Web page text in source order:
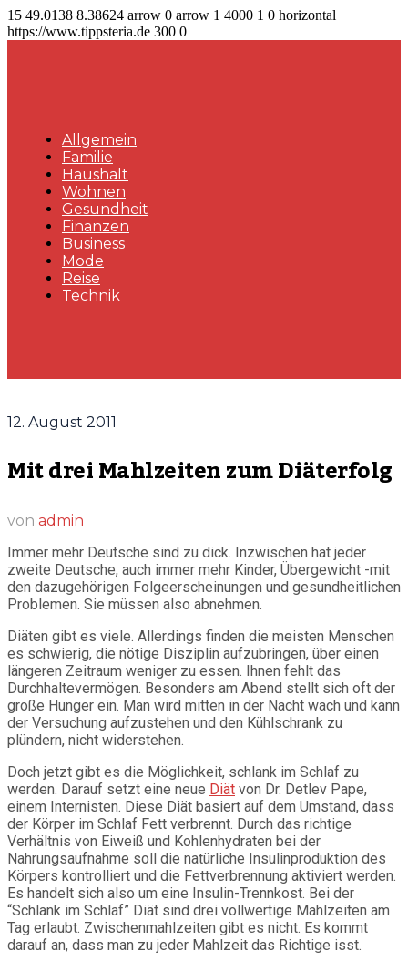
15 49.0138 8.38624 arrow 0 arrow 1 4000 1 0 horizontal
https://www.tippsteria.de 300 0
Allgemein
Familie
Haushalt
Wohnen
Gesundheit
Finanzen
Business
Mode
Reise
Technik
12. August 2011
Mit drei Mahlzeiten zum Diäterfolg
von admin
Immer mehr Deutsche sind zu dick. Inzwischen hat jeder
zweite Deutsche, auch immer mehr Kinder, Übergewicht -mit
den dazugehörigen Folgeerscheinungen und gesundheitlichen
Problemen. Sie müssen also abnehmen.
Diäten gibt es viele. Allerdings finden die meisten Menschen
es schwierig, die nötige Disziplin aufzubringen, über einen
längeren Zeitraum weniger zu essen. Ihnen fehlt das
Durchhaltevermögen. Besonders am Abend stellt sich oft der
große Hunger ein. Man wird mitten in der Nacht wach und kann
der Versuchung aufzustehen und den Kühlschrank zu
plündern, nicht widerstehen.
Doch jetzt gibt es die Möglichkeit, schlank im Schlaf zu
werden. Darauf setzt eine neue Diät von Dr. Detlev Pape,
einem Internisten. Diese Diät basiert auf dem Umstand, dass
der Körper im Schlaf Fett verbrennt. Durch das richtige
Verhältnis von Eiweiß und Kohlenhydraten bei der
Nahrungsaufnahme soll die natürliche Insulinproduktion des
Körpers kontrolliert und die Fettverbrennung aktiviert werden.
Es handelt sich also um eine Insulin-Trennkost. Bei der
“Schlank im Schlaf” Diät sind drei vollwertige Mahlzeiten am
Tag erlaubt. Zwischenmahlzeiten gibt es nicht. Es kommt
darauf an, dass man zu jeder Mahlzeit das Richtige isst.